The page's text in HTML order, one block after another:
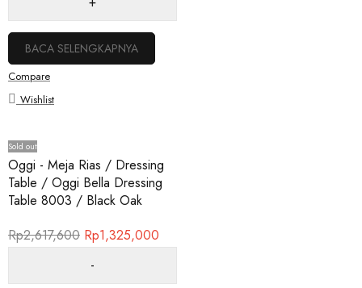
BACA SELENGKAPNYA
Compare
Wishlist
Sold out
Oggi - Meja Rias / Dressing
Table / Oggi Bella Dressing
Table 8003 / Black Oak
Rp2,617,600 Rp1,325,000